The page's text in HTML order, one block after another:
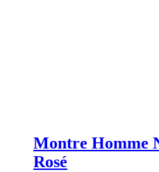
Montre Homme
Rosé